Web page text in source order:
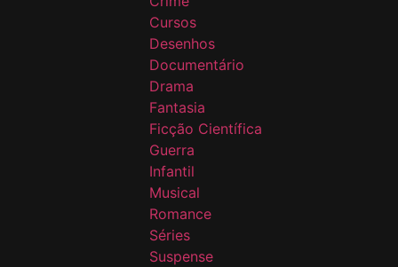
Cursos
Desenhos
Documentário
Drama
Fantasia
Ficção Científica
Guerra
Infantil
Musical
Romance
Séries
Suspense